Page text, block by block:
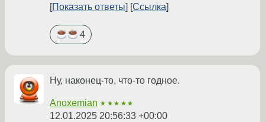
Показать ответы Ссылка
4
Ну, наконец-то, что-то годное.
Anoxemian ★★★★★
12.01.2025 20:56:33 +00:00